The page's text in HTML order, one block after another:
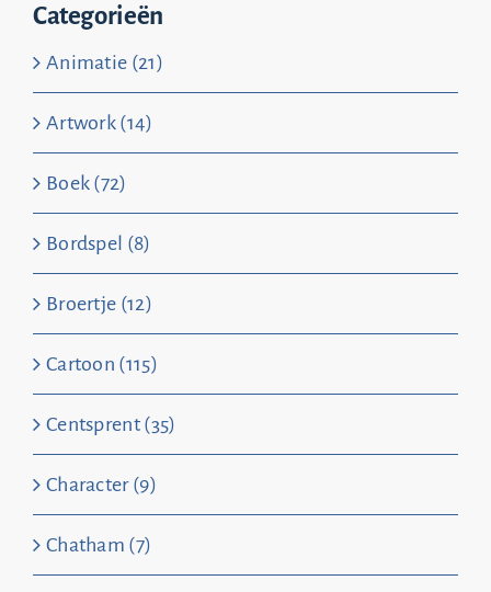
Categorieën
Animatie (21)
Artwork (14)
Boek (72)
Bordspel (8)
Broertje (12)
Cartoon (115)
Centsprent (35)
Character (9)
Chatham (7)